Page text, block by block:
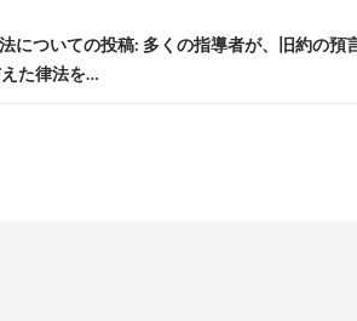
についての投稿: 多くの指導者が、旧約の預
た律法を…